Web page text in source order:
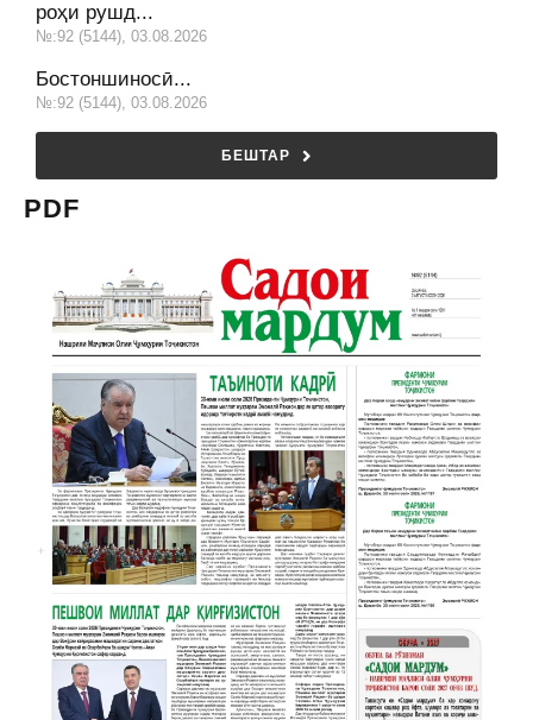
роҳи рушд...
№:92 (5144), 03.08.2026
Бостоншиносӣ...
№:92 (5144), 03.08.2026
БЕШТАР
PDF